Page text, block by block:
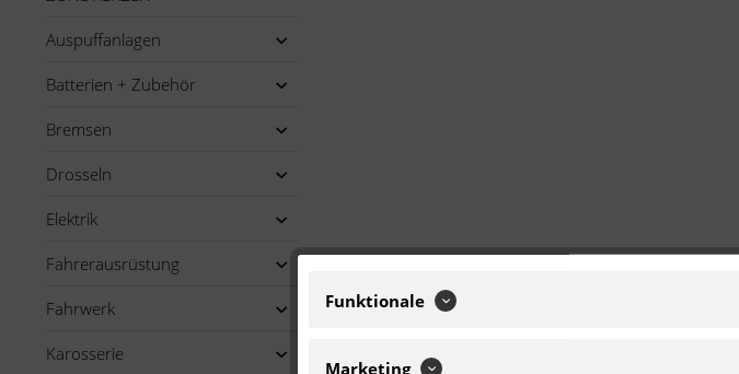
Auspuffanlagen
Batterien + Zubehör
Bremsen
Drosseln
Elektrik
Fahrerausrüstung
Fahrwerk
Karosserie
Funktionale
Marketing